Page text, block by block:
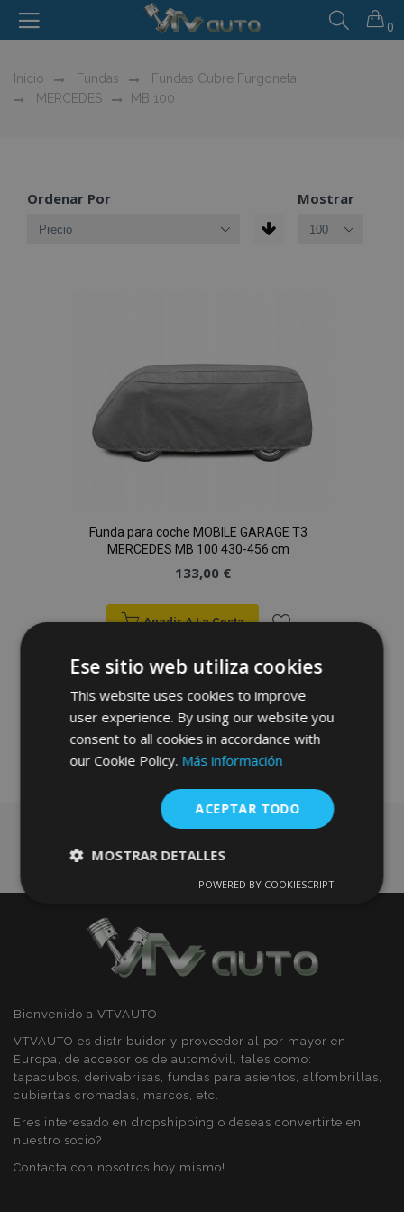
0
Inicio Fundas
Fundas Cubre Furgoneta
MERCEDES
MB 100
Ordenar Por Mostrar
Funda para coche MOBILE GARAGE T3
MERCEDES MB 100 430-456 cm
133,00 €
Anadir A La Cesta
Añadir
a la
Lista
de
Deseos
Bienvenido a VTVAUTO
VTVAUTO es distribuidor y proveedor al por mayor en
Europa, de accesorios de automóvil, tales como:
tapacubos, derivabrisas, fundas para asientos, alfombrillas,
cubiertas cromadas, marcos, etc.
Eres interesado en dropshipping o deseas convertirte en
nuestro socio?
Contacta con nosotros hoy mismo!
Ese sitio web utiliza cookies
This website uses cookies to improve
user experience. By using our website you
consent to all cookies in accordance with
our Cookie Policy. Más información
ACEPTAR TODO
MOSTRAR DETALLES
necesarias
Cookies de
preferencias
Cookies estrictamente necesarias
POWERED BY COOKIESCRIPT